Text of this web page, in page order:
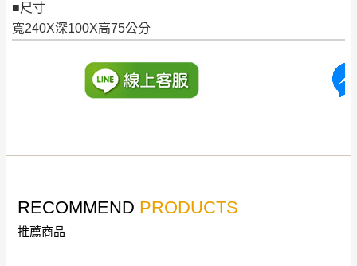
■尺寸
寬240X深100X高75公分
＊A108產品另收運費
配送天數：5~14天
到貨時間：指定送貨日當天以電話聯絡確認
發票寄送：
若您選擇三聯式或索取兩聯式發票，發票將於商品
工作天內送達，如遇國定假日將順延寄送。
是全新狀態且完整包裝，床墊、床包、枕頭
RECOMMEND PRODUCTS
推薦商品